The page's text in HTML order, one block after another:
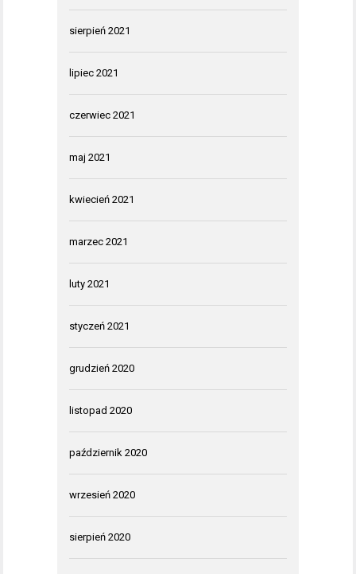
sierpień 2021
lipiec 2021
czerwiec 2021
maj 2021
kwiecień 2021
marzec 2021
luty 2021
styczeń 2021
grudzień 2020
listopad 2020
październik 2020
wrzesień 2020
sierpień 2020